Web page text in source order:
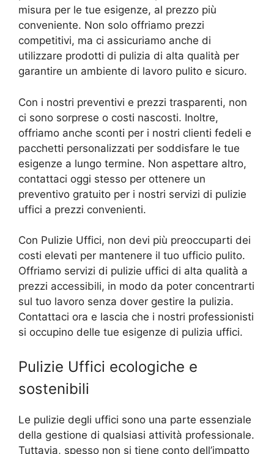
misura per le tue esigenze, al prezzo più
conveniente. Non solo offriamo prezzi
competitivi, ma ci assicuriamo anche di
utilizzare prodotti di pulizia di alta qualità per
garantire un ambiente di lavoro pulito e sicuro.
Con i nostri preventivi e prezzi trasparenti, non
ci sono sorprese o costi nascosti. Inoltre,
offriamo anche sconti per i nostri clienti fedeli e
pacchetti personalizzati per soddisfare le tue
esigenze a lungo termine. Non aspettare altro,
contattaci oggi stesso per ottenere un
preventivo gratuito per i nostri servizi di pulizie
uffici a prezzi convenienti.
Con Pulizie Uffici, non devi più preoccuparti dei
costi elevati per mantenere il tuo ufficio pulito.
Offriamo servizi di pulizie uffici di alta qualità a
prezzi accessibili, in modo da poter concentrarti
sul tuo lavoro senza dover gestire la pulizia.
Contattaci ora e lascia che i nostri professionisti
si occupino delle tue esigenze di pulizia uffici.
Pulizie Uffici ecologiche e
sostenibili
Le pulizie degli uffici sono una parte essenziale
della gestione di qualsiasi attività professionale.
Tuttavia, spesso non si tiene conto dell’impatto